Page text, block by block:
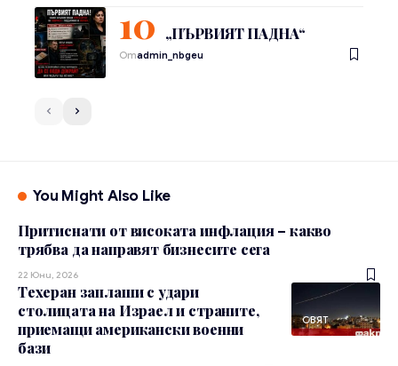
„ПЪРВИЯТ ПАДНА“
Отadmin_nbgeu
You Might Also Like
Притиснати от високата инфлация – какво
трябва да направят бизнесите сега
22 Юни, 2026
СВЯТ
Техеран заплаши с удари
столицата на Израел и страните,
приемащи американски военни
бази